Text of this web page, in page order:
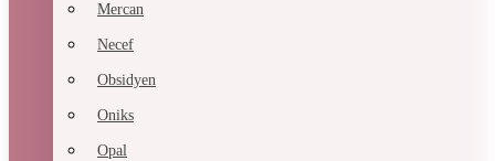
Mercan
Necef
Obsidyen
Oniks
Opal